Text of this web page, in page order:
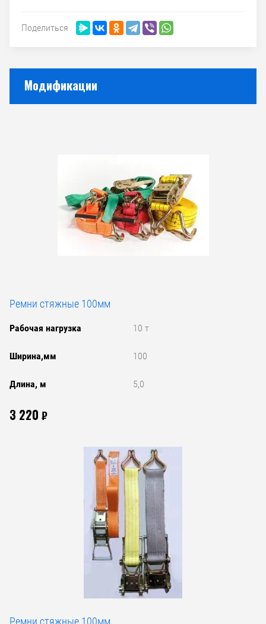
Поделиться
Модификации
Ремни стяжные 100мм
Рабочая нагрузка 10 т
Ширина,мм 100
Длина, м 5,0
3 220 ₽
Ремни стяжные 100мм